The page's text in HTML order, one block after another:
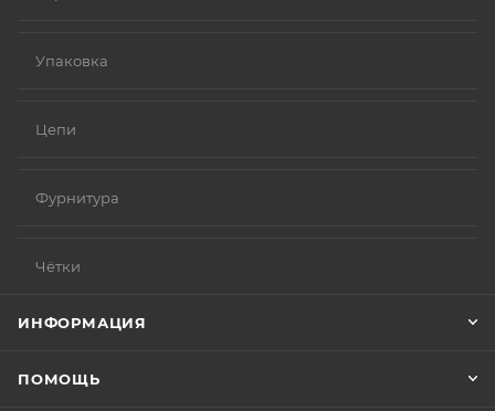
Упаковка
Цепи
Фурнитура
Чётки
ИНФОРМАЦИЯ
ПОМОЩЬ